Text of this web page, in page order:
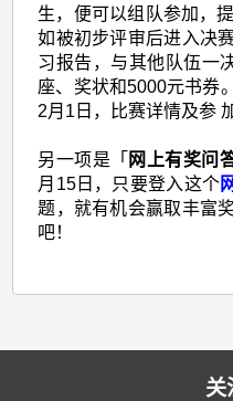
生，便可以组队参加，
如被初步评审后进入决
习报告，与其他队伍一
座、奖状和5000元书券
2月1日，比赛详情及参
另一项是「 网上有奖问
月15日，只要登入这个
题，就有机会赢取丰富
吧！
关